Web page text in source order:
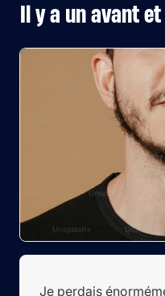
Il y a un avant
Je perdais